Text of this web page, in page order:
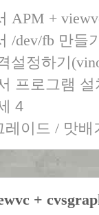
APM +
/dev/fb 만들
설정하기
프로그램
4
레이드 / 맛배
+